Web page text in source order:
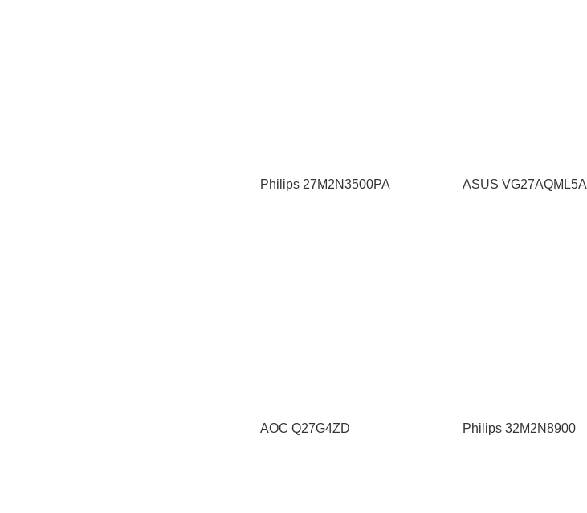
Philips 27M2N3500PA ASUS VG27AQML5A
AOC Q27G4ZD Philips 32M2N8900